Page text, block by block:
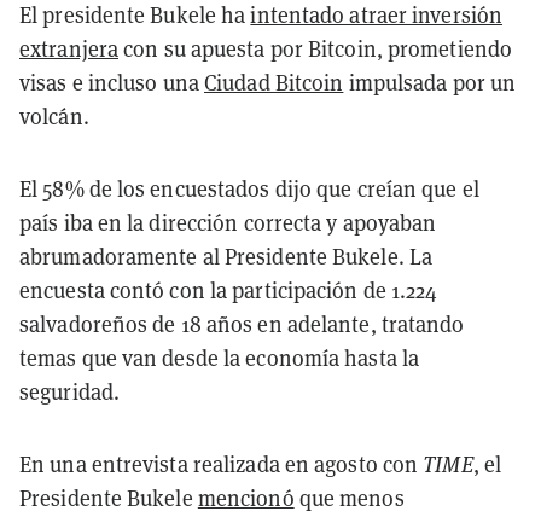
El presidente Bukele haintentado atraer inversión
extranjeracon su apuesta por Bitcoin, prometiendo
visas e incluso unaCiudad Bitcoin impulsada por un
volcán.
El 58% de los encuestados dijo que creían que el
país iba en la dirección correcta y apoyaban
abrumadoramente al Presidente Bukele. La
encuesta contó con la participación de 1.224
salvadoreños de 18 años en adelante, tratando
temas que van desde la economía hasta la
seguridad.
En una entrevista realizada en agosto con TIME, el
Presidente Bukele mencionó que menos